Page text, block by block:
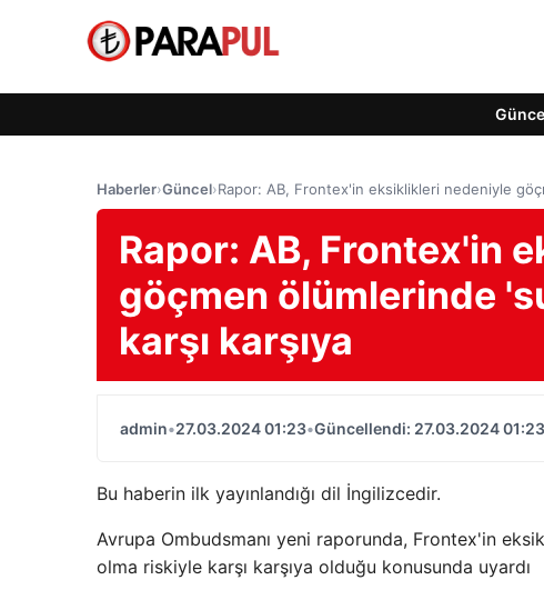
Haberler›Güncel›Rapor: AB, Frontex'in eksiklikleri nedeniyle
Rapor: AB, Frontex'in
göçmen ölümlerinde
karşı karşıya
admin•27.03.2024 01:23•Güncellendi: 27.03.2024 01:23
Bu haberin ilk yayınlandığı dil İngilizcedir.
Avrupa Ombudsmanı yeni raporunda, Frontex'in
olma riskiyle karşı karşıya olduğu konusunda uyardı